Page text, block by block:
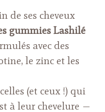
de ses cheveux
gummies Lashilé
avec des
le zinc et les
(et ceux !) qui
à leur chevelure —